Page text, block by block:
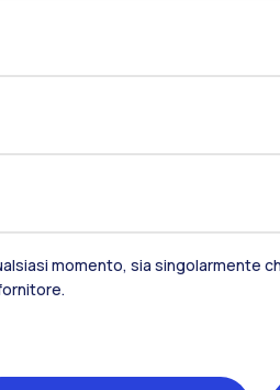
momento, sia singolarmente